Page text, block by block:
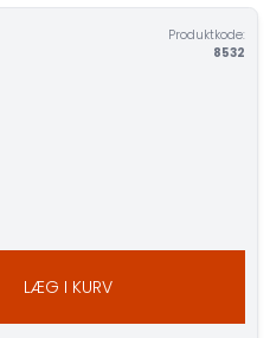
Produktkode:
8532
LÆG I KURV